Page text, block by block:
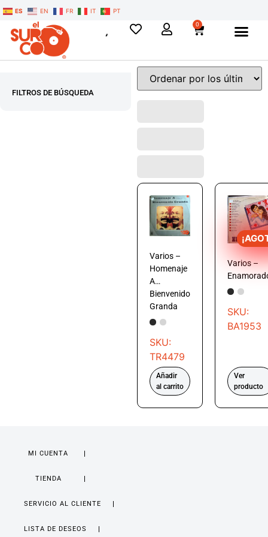
ES EN FR IT PT
0
FILTROS DE BÚSQUEDA
Varios –
Homenaje
A…
Bienvenido
Granda
SKU:
TR4479
Añadir
al carrito
Varios –
SKU:
BA1953
Ver
producto
MI CUENTA
TIENDA
SERVICIO AL CLIENTE
LISTA DE DESEOS